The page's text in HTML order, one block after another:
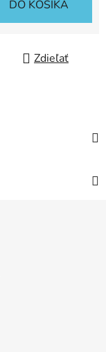
DO KOŠÍKA
Zdieľať